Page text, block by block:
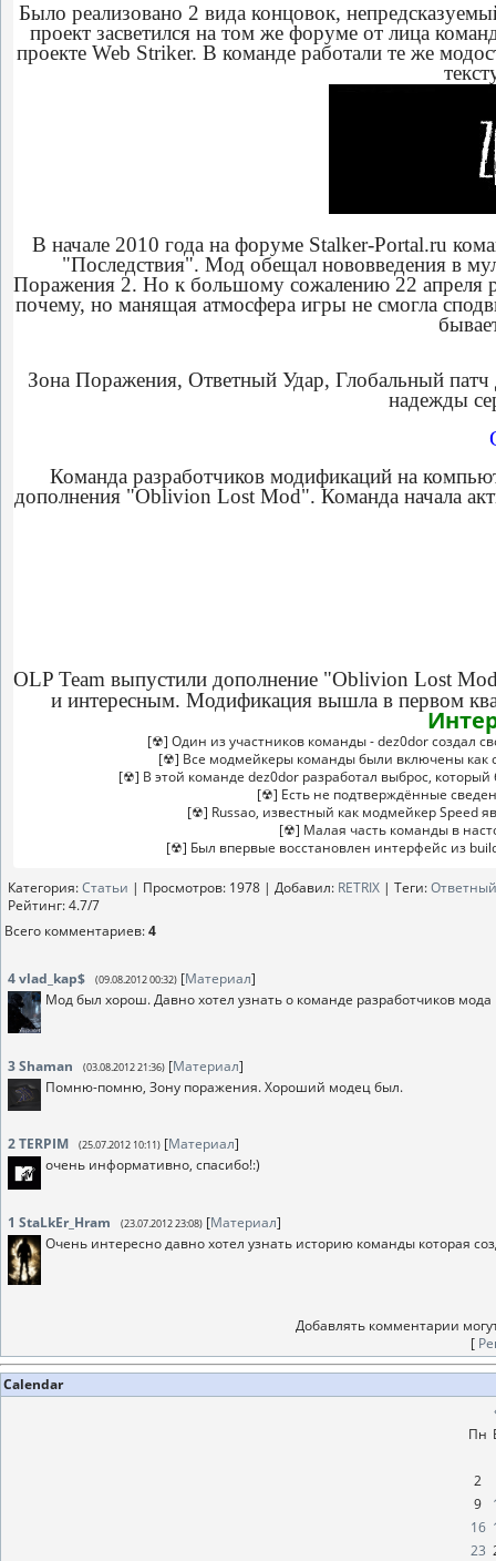
Было реализовано 2 вида концовок,
проект засветился на том же форуме от лица
проекте Web Striker. В команде работали те же
В начале 2010 года на форуме Stalker-Portal.ru
"Последствия". Мод обещал нововведения в
Поражения 2. Но к большому сожалению 22 апреля
почему, но манящая атмосфера игры не смогла
Зона Поражения, Ответный Удар, Глобальный патч
надежды
Команда разработчиков модификаций на
дополнения "Oblivion Lost Mod". Команда начала
OLP Team выпустили дополнение "Oblivion Lost
и интересным. Модификация вышла в первом
[☢] Один из участников команды - dez0dor создал
[☢] Все модмейкеры команды были включены как
[☢] В этой команде dez0dor разработал выброс,
[☢] Есть не подтверждённые
[☢] Russao, известный как модмейкер Speed
[☢] Малая часть команды в
[☢] Был впервые восстановлен интерфейс из
Категория:Статьи | Просмотров: 1978 | Добавил: RETRIX | Теги:
Рейтинг:4.7/7
Всего комментариев:4
4vlad_kap$ (09.08.2012 00:32) [Материал]
Мод был хорош. Давно хотел узнать о команде разработчиков мода
3Shaman (03.08.2012 21:36) [Материал]
Помню-помню, Зону поражения. Хороший модец был.
2TERPIM (25.07.2012 10:11) [Материал]
очень информативно, спасибо!:)
1 StaLkEr_Hram (23.07.2012 23:08) [Материал]
Очень интересно давно хотел узнать историю команды которая
Добавлять комментарии
[
Calendar
Пн
2
9
16
23